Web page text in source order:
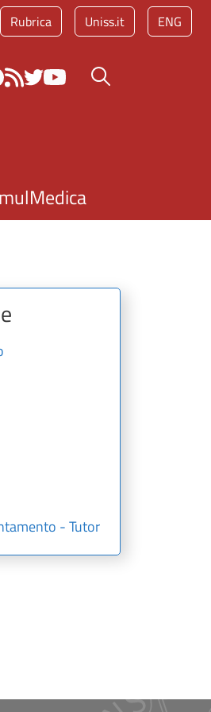
Rubrica Uniss.it ENG
Bottone cerca
- Tutor